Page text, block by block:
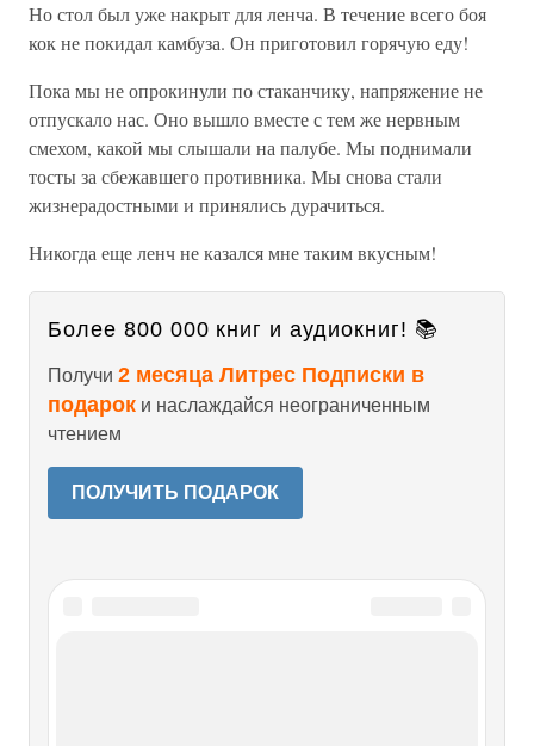
Но стол был уже накрыт для ленча. В течение всего боя
кок не покидал камбуза. Он приготовил горячую еду!
Пока мы не опрокинули по стаканчику, напряжение не
отпускало нас. Оно вышло вместе с тем же нервным
смехом, какой мы слышали на палубе. Мы поднимали
тосты за сбежавшего противника. Мы снова стали
жизнерадостными и принялись дурачиться.
Никогда еще ленч не казался мне таким вкусным!
Более 800 000 книг и аудиокниг! 📚
Получи 2 месяца Литрес Подписки в
подарок и наслаждайся неограниченным
чтением
ПОЛУЧИТЬ ПОДАРОК